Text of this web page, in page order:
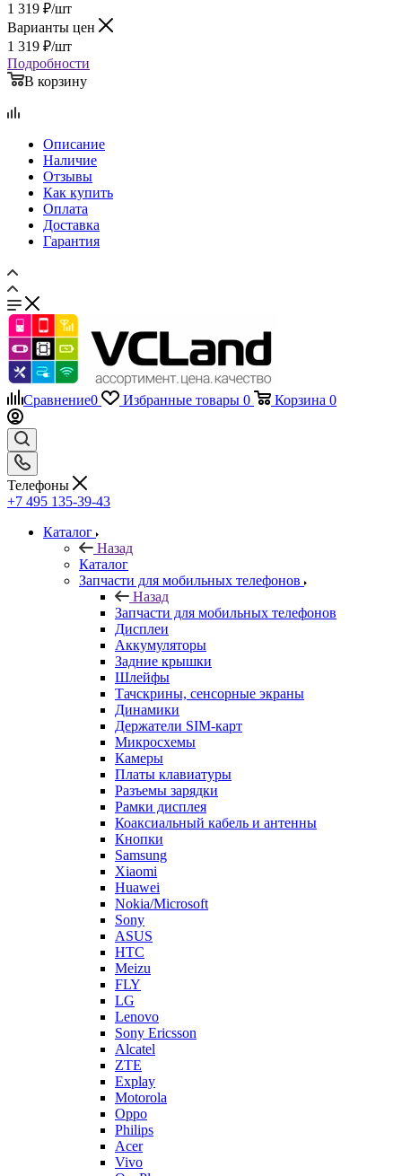
1 319 ₽/шт
Варианты цен
1 319 ₽/шт
Подробности
В корзину
Описание
Наличие
Отзывы
Как купить
Оплата
Доставка
Гарантия
Сравнение0 Избранные товары 0 Корзина 0
Телефоны
+7 495 135-39-43
Каталог
Назад
Каталог
Запчасти для мобильных телефонов
Назад
Запчасти для мобильных телефонов
Дисплеи
Аккумуляторы
Задние крышки
Шлейфы
Тачскрины, сенсорные экраны
Динамики
Держатели SIM-карт
Микросхемы
Камеры
Платы клавиатуры
Разъемы зарядки
Рамки дисплея
Коаксиальный кабель и антенны
Кнопки
Samsung
Xiaomi
Huawei
Nokia/Microsoft
Sony
ASUS
HTC
Meizu
FLY
LG
Lenovo
Sony Ericsson
Alcatel
ZTE
Explay
Motorola
Oppo
Philips
Acer
Vivo